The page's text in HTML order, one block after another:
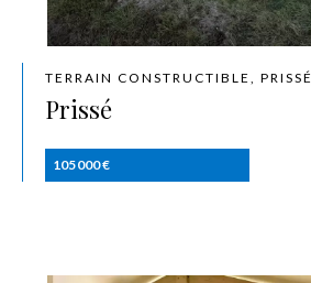
TERRAIN CONSTRUCTIBLE, PRISSÉ
Prissé
105 000 €